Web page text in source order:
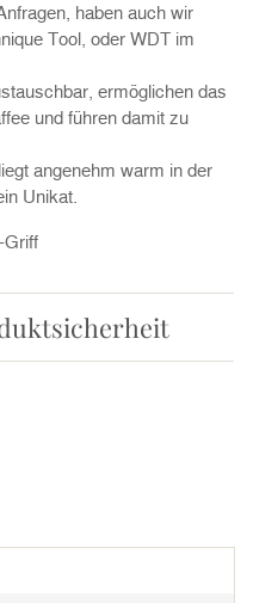
haben auch wir
Tool, oder WDT im
ermöglichen das
und führen damit zu
angenehm warm in der
Unikat.
Griff